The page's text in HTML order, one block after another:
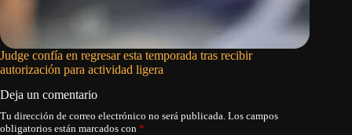
Judge confía en regresar esta temporada tras recibir
autorización para actividad ligera
Deja un comentario
Tu dirección de correo electrónico no será publicada. Los campos
obligatorios están marcados con *